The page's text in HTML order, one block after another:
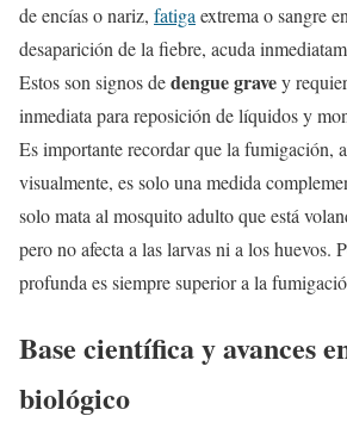
de encías o nariz, fatiga extrema o sangre
desaparición de la fiebre, acuda
Estos son signos dedengue gravey
inmediata para reposición de líquidos y
Es importante recordar que la fumigación,
visualmente, es solo una medida
solo mata al mosquito adulto que está
pero no afecta a las larvas ni a los huevos.
profunda es siempre superior a la
Base científica y avances
biológico